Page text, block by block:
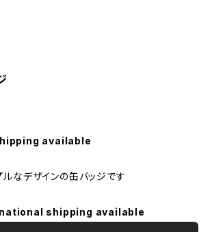
available
なデザインの缶バッジです
shipping available